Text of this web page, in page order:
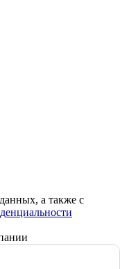
а также с